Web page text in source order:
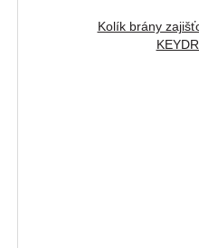
Kolík brány